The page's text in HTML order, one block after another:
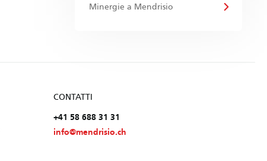
Minergie a Mendrisio
CONTATTI
+41 58 688 31 31
info@mendrisio.ch